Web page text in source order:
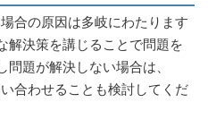
合の原因は多岐にわたります
解決策を講じることで問題を
題が解決しない場合は、
合わせることも検討してくだ